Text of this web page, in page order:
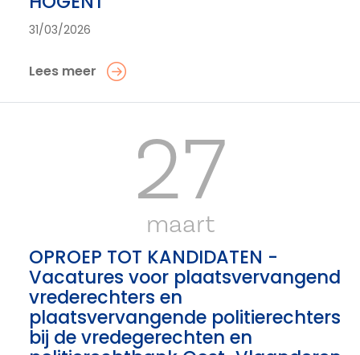
31/03/2026
Lees meer
27
maart
OPROEP TOT KANDIDATEN -
Vacatures voor plaatsvervangend
vrederechters en
plaatsvervangende politierechters
bij de vredegerechten en